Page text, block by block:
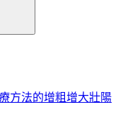
方法的增粗增大壯陽